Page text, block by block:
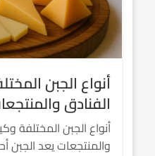
أنواع الجبن
الفنادق
أنواع الجبن المختلفة
والمنتجعات يعد الجبن